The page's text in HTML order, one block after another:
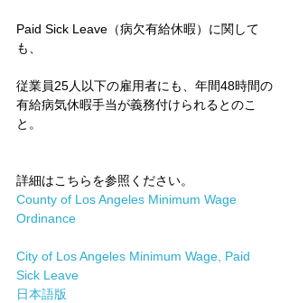
Paid Sick Leave（病欠有給休暇）に関して
も、
従業員25人以下の雇用者にも、年間48時間の
有給病気休暇手当が義務付けられるとのこ
と。
詳細はこちらを参照ください。
County of Los Angeles Minimum Wage
Ordinance
City of Los Angeles Minimum Wage, Paid
Sick Leave
日本語版